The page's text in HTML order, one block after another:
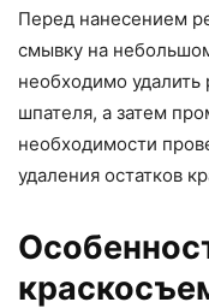
Перед нанесением
смывку на
необходимо
шпателя, а затем
необходимости
удаления остатков